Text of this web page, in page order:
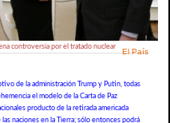
controversia por el tratado nuclear
El País
de la administración Trump y Putin, todas
el modelo de la Carta de Paz
producto de la retirada americada
naciones en la Tierra; sólo entonces podrá